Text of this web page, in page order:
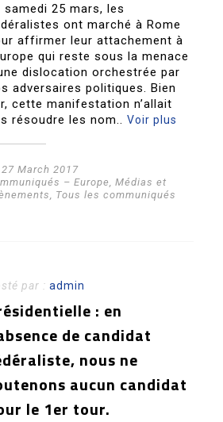
samedi 25 mars, les
ont marché à Rome
affirmer leur attachement à
qui reste sous la menace
dislocation orchestrée par
adversaires politiques. Bien
cette manifestation n’allait
résoudre les nom..Voir plus
27 March 2017
– Europe ,Médias et
Tous les communiqués
par :admin
: en
de candidat
nous ne
aucun candidat
le 1er tour.